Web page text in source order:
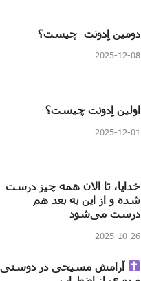
دومین اِدونت چیست؟
2025-12-08
اولین اِدونت چیست؟
2025-12-01
خدایا، تا الان همه چیز درست
شده و از این به بعد هم
درست می‌شود
2025-10-26
آرامش مسیحی در دوستی